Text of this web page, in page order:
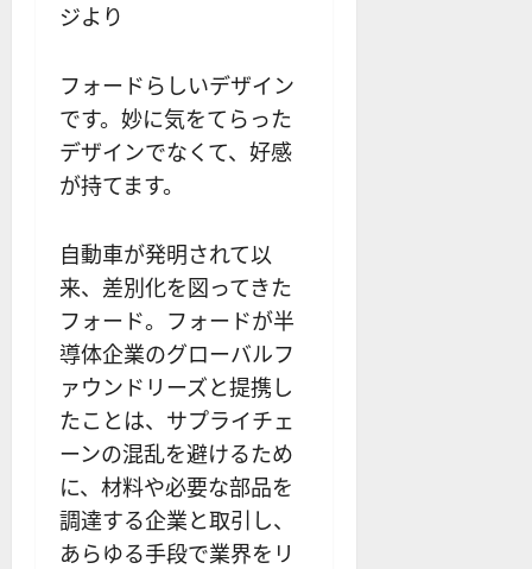
ジより
フォードらしいデザイン
です。妙に気をてらった
デザインでなくて、好感
が持てます。
自動車が発明されて以
来、差別化を図ってきた
フォード。フォードが半
導体企業のグローバルフ
ァウンドリーズと提携し
たことは、サプライチェ
ーンの混乱を避けるため
に、材料や必要な部品を
調達する企業と取引し、
あらゆる手段で業界をリ